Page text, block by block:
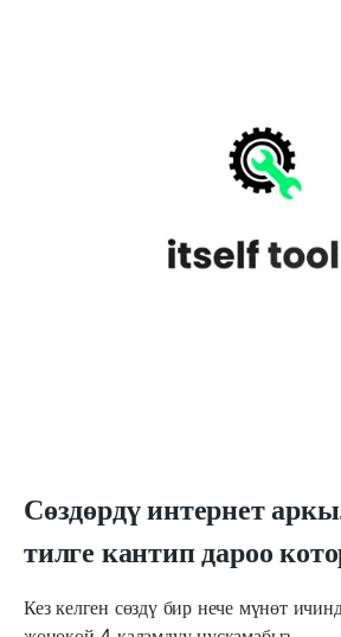
Сөздөрдү интернет
тилге кантип дароо
Кез келген сөздү бир нече мүнөт